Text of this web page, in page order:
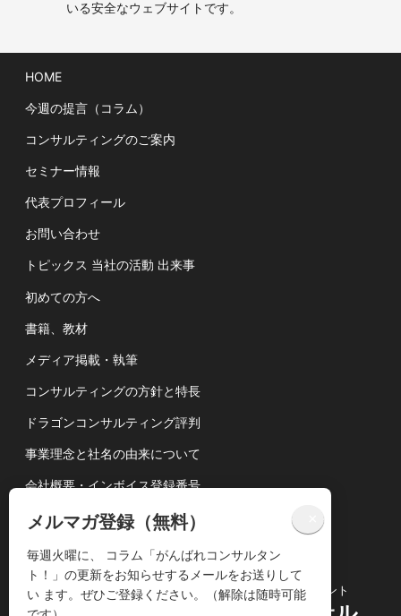
いる安全なウェブサイトです。
HOME
今週の提言（コラム）
コンサルティングのご案内
セミナー情報
代表プロフィール
お問い合わせ
トピックス 当社の活動 出来事
初めての方へ
書籍、教材
メディア掲載・執筆
コンサルティングの方針と特長
ドラゴンコンサルティング評判
事業理念と社名の由来について
会社概要・インボイス登録番号
講演依頼について
個人情報の取扱いについて
コンサルティングビジネス専門のコンサルタント
メルマガ登録（無料）
毎週火曜に、 コラム「がんばれコンサルタン
ト！」の更新をお知らせするメールをお送りして
い ます。ぜひご登録ください。（解除は随時可能